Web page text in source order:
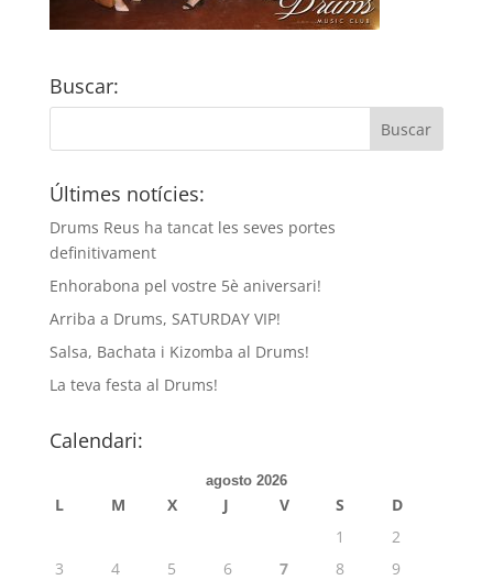
Buscar:
Últimes notícies:
Drums Reus ha tancat les seves portes
definitivament
Enhorabona pel vostre 5è aniversari!
Arriba a Drums, SATURDAY VIP!
Salsa, Bachata i Kizomba al Drums!
La teva festa al Drums!
Calendari:
agosto 2026
L M X J V S
D
1
2
3
4 5 6 7 8
9